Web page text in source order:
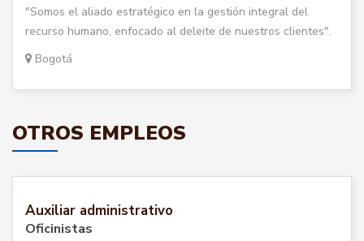
"Somos el aliado estratégico en la gestión integral del
recurso humano, enfocado al deleite de nuestros clientes".
Bogotá
OTROS EMPLEOS
Auxiliar administrativo
Oficinistas